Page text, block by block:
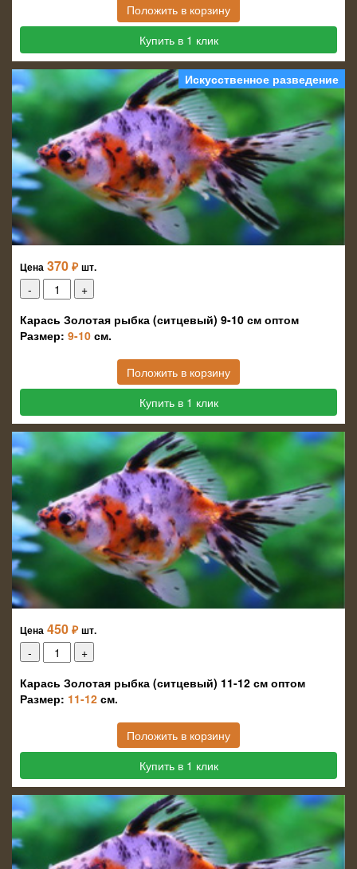
Положить в корзину
Купить в 1 клик
Искусственное разведение
Цена 370 ₽ шт.
Карась Золотая рыбка (ситцевый) 9-10 см оптом
Размер: 9-10 см.
Положить в корзину
Купить в 1 клик
Цена 450 ₽ шт.
Карась Золотая рыбка (ситцевый) 11-12 см оптом
Размер: 11-12 см.
Положить в корзину
Купить в 1 клик